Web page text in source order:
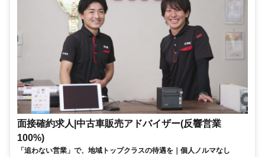
面接確約求人|中古車販売アドバイザー(反響営業
100%)
「追わない営業」で、地域トップクラスの待遇を｜個人ノルマなし